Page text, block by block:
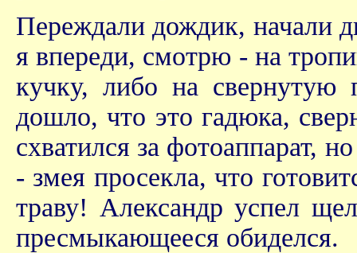
Переждали дождик, начали
я впереди, смотрю - на
кучку, либо на свернутую
дошло, что это гадюка,
схватился за фотоаппарат,
- змея просекла, что
траву! Александр успел
пресмыкающееся обиделся.